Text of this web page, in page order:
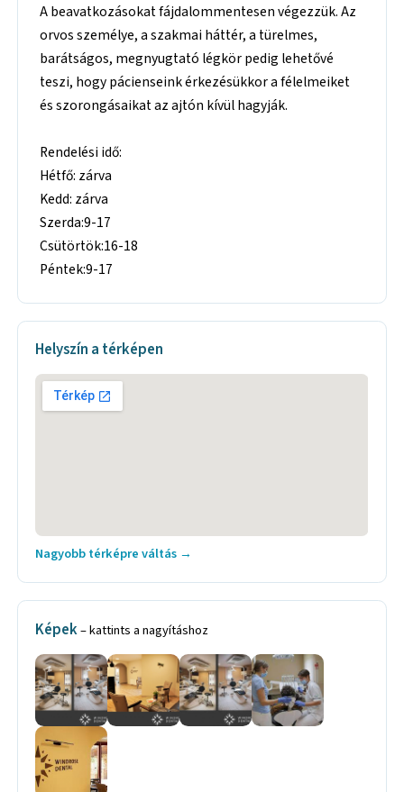
A beavatkozásokat fájdalommentesen végezzük. Az
orvos személye, a szakmai háttér, a türelmes,
barátságos, megnyugtató légkör pedig lehetővé
teszi, hogy pácienseink érkezésükkor a félelmeiket
és szorongásaikat az ajtón kívül hagyják.
Rendelési idő:
Hétfő: zárva
Kedd: zárva
Szerda:9-17
Csütörtök:16-18
Péntek:9-17
Helyszín a térképen
Nagyobb térképre váltás →
Képek– kattints a nagyításhoz